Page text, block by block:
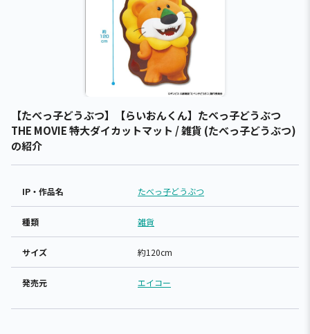
【たべっ子どうぶつ】【らいおんくん】たべっ子どうぶつ
THE MOVIE 特大ダイカットマット / 雑貨 (たべっ子どうぶつ)
の紹介
IP・作品名 たべっ子どうぶつ
種類 雑貨
サイズ 約120cm
発売元 エイコー